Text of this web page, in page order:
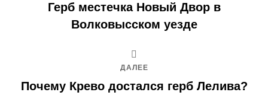
Герб местечка Новый Двор в
Волковысском уезде
ДАЛЕЕ
Почему Крево достался герб Лелива?